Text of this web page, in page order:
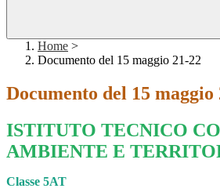
Home >
Documento del 15 maggio 21-22
Documento del 15 maggio
ISTITUTO TECNICO
AMBIENTE E
Classe 5AT